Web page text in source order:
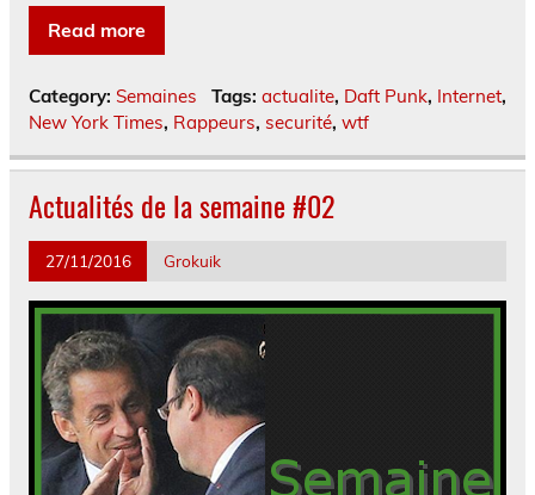
Read more
Category: Semaines Tags: actualite, Daft Punk, Internet,
New York Times, Rappeurs, securité, wtf
Actualités de la semaine #02
27/11/2016 Grokuik